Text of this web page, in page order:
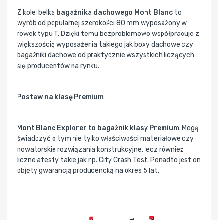
Z kolei belka bagażnika dachowego Mont Blanc to
wyrób od popularnej szerokości 80 mm wyposażony w
rowek typu T. Dzięki temu bezproblemowo współpracuje z
większością wyposażenia takiego jak boxy dachowe czy
bagażniki dachowe od praktycznie wszystkich liczących
się producentów na rynku.
Postaw na klasę Premium
Mont Blanc Explorer to bagażnik klasy Premium. Mogą
świadczyć o tym nie tylko właściwości materiałowe czy
nowatorskie rozwiązania konstrukcyjne, lecz również
liczne atesty takie jak np. City Crash Test. Ponadto jest on
objęty gwarancją producencką na okres 5 lat.